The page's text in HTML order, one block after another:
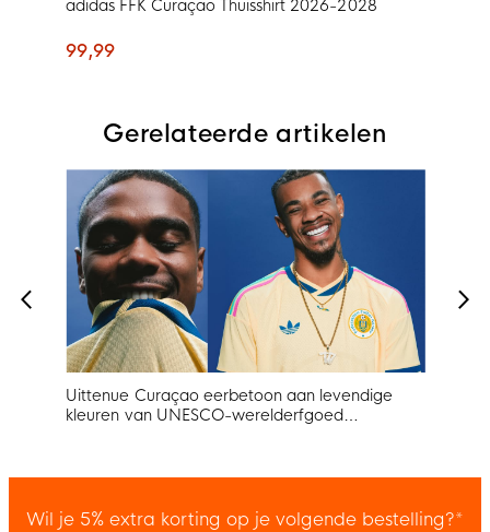
Gerelateerde artikelen
Uittenue Curaçao eerbetoon aan levendige
kleuren van UNESCO-werelderfgoed
adidas FFK Curaçao Thuisshirt 2026-2028
99,99
Wil je 5% extra korting op je volgende bestelling?*